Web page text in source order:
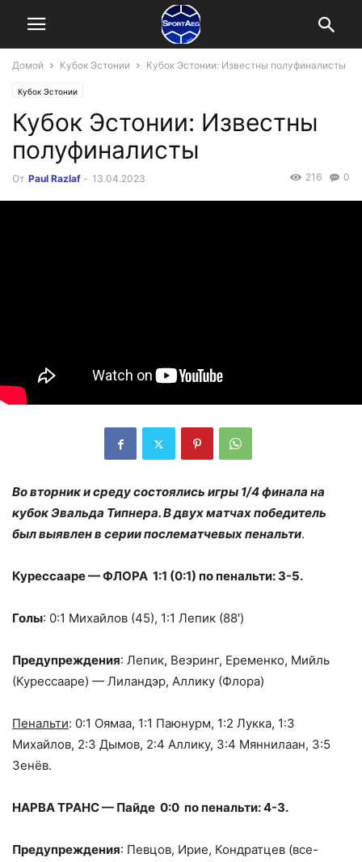
Домой Кубок Эстонии Кубок Эстонии: Известны полуфиналисты
Кубок Эстонии
Кубок Эстонии: Известны
полуфиналисты
От Paul Razlaf - 13.04.2023 0
216
Во вторник и среду состоялись игры 1/4 финала на
кубок Эвальда Типнера. В двух матчах победитель
был выявлен в серии послематчевых пенальти.
Курессааре — ФЛОРА 1:1 (0:1) по пенальти: 3-5.
Голы: 0:1 Михайлов (45), 1:1 Лепик (88′)
Предупреждения: Лепик, Веэринг, Еременко, Мийль
(Курессааре) — Лиландэр, Аллику (Флора)
Пенальти: 0:1 Оямаа, 1:1 Паюнурм, 1:2 Лукка, 1:3
Михайлов, 2:3 Дымов, 2:4 Аллику, 3:4 Мяннилаан, 3:5
Зенёв.
НАРВА ТРАНС — Пайде 0:0 по пенальти: 4-3.
Предупреждения: Певцов, Ирие, Кондратцев (все-